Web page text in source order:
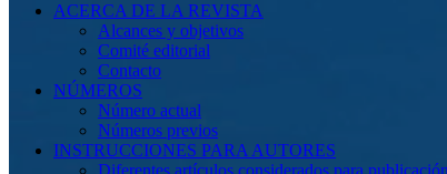
ACERCA DE LA REVISTA
Alcances y objetivos
Comité editorial
Contacto
NÚMEROS
Número actual
Números previos
INSTRUCCIONES PARA AUTORES
Diferentes artículos considerados para publicación